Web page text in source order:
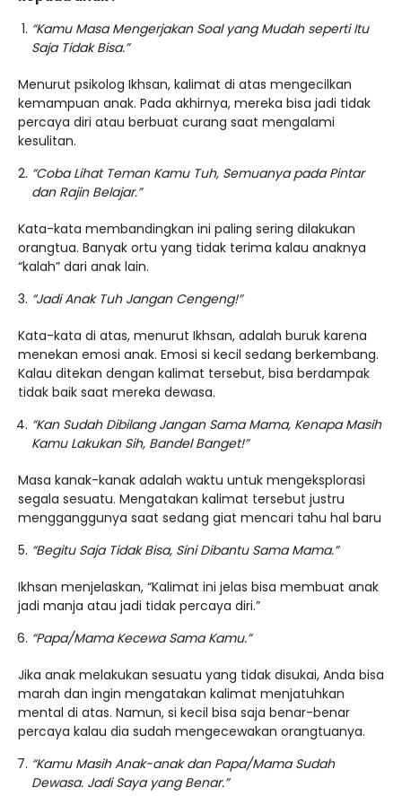
“Kamu Masa Mengerjakan Soal yang Mudah seperti Itu
Saja Tidak Bisa.”
Menurut psikolog Ikhsan, kalimat di atas mengecilkan
kemampuan anak. Pada akhirnya, mereka bisa jadi tidak
percaya diri atau berbuat curang saat mengalami
kesulitan.
“Coba Lihat Teman Kamu Tuh, Semuanya pada Pintar
dan Rajin Belajar.”
Kata-kata membandingkan ini paling sering dilakukan
orangtua. Banyak ortu yang tidak terima kalau anaknya
“kalah” dari anak lain.
“Jadi Anak Tuh Jangan Cengeng!”
Kata-kata di atas, menurut Ikhsan, adalah buruk karena
menekan emosi anak. Emosi si kecil sedang berkembang.
Kalau ditekan dengan kalimat tersebut, bisa berdampak
tidak baik saat mereka dewasa.
“Kan Sudah Dibilang Jangan Sama Mama, Kenapa Masih
Kamu Lakukan Sih, Bandel Banget!”
Masa kanak-kanak adalah waktu untuk mengeksplorasi
segala sesuatu. Mengatakan kalimat tersebut justru
mengganggunya saat sedang giat mencari tahu hal baru
“Begitu Saja Tidak Bisa, Sini Dibantu Sama Mama.”
Ikhsan menjelaskan, “Kalimat ini jelas bisa membuat anak
jadi manja atau jadi tidak percaya diri.”
“Papa/Mama Kecewa Sama Kamu.”
Jika anak melakukan sesuatu yang tidak disukai, Anda bisa
marah dan ingin mengatakan kalimat menjatuhkan
mental di atas. Namun, si kecil bisa saja benar-benar
percaya kalau dia sudah mengecewakan orangtuanya.
“Kamu Masih Anak-anak dan Papa/Mama Sudah
Dewasa. Jadi Saya yang Benar.”